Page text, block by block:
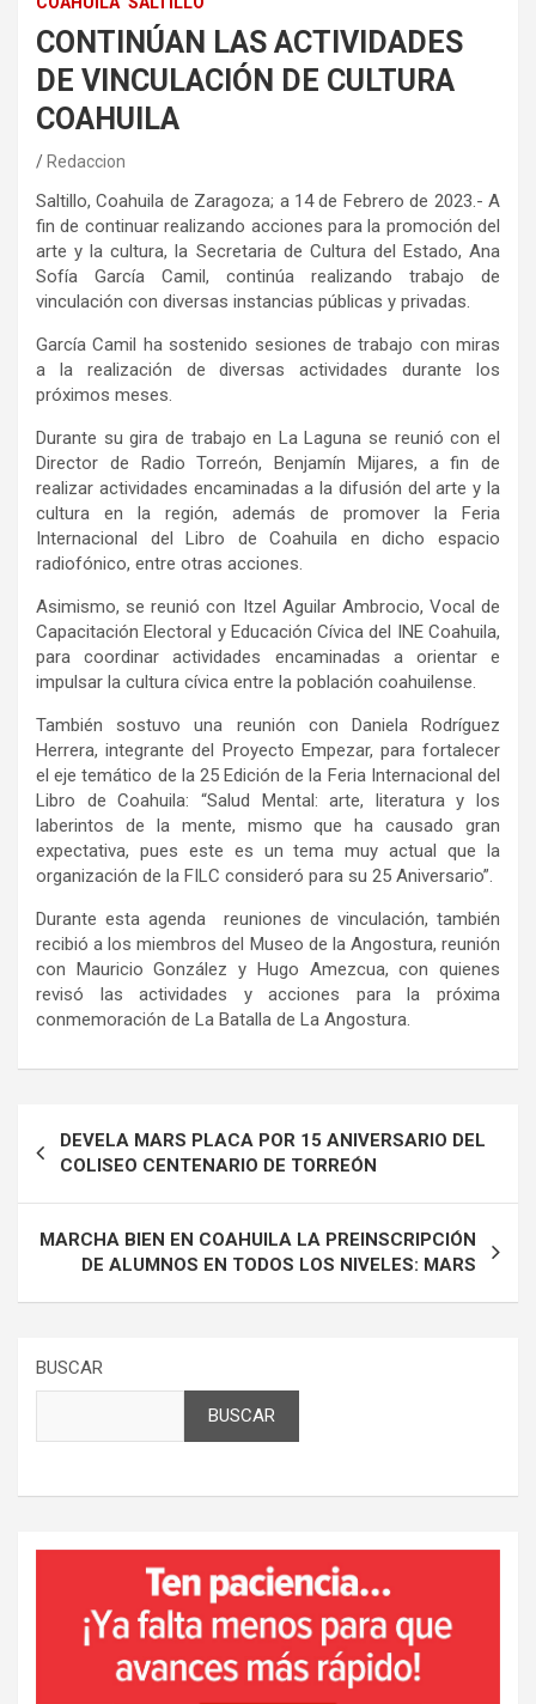
CONTINÚAN LAS ACTIVIDADES
DE VINCULACIÓN DE CULTURA
COAHUILA
Redaccion
Saltillo, Coahuila de Zaragoza; a 14 de Febrero de 2023.- A
fin de continuar realizando acciones para la promoción del
arte y la cultura, la Secretaria de Cultura del Estado, Ana
Sofía García Camil, continúa realizando trabajo de
vinculación con diversas instancias públicas y privadas.
García Camil ha sostenido sesiones de trabajo con miras
a la realización de diversas actividades durante los
próximos meses.
Durante su gira de trabajo en La Laguna se reunió con el
Director de Radio Torreón, Benjamín Mijares, a fin de
realizar actividades encaminadas a la difusión del arte y la
cultura en la región, además de promover la Feria
Internacional del Libro de Coahuila en dicho espacio
radiofónico, entre otras acciones.
Asimismo, se reunió con Itzel Aguilar Ambrocio, Vocal de
Capacitación Electoral y Educación Cívica del INE Coahuila,
para coordinar actividades encaminadas a orientar e
impulsar la cultura cívica entre la población coahuilense.
También sostuvo una reunión con Daniela Rodríguez
Herrera, integrante del Proyecto Empezar, para fortalecer
el eje temático de la 25 Edición de la Feria Internacional del
Libro de Coahuila: “Salud Mental: arte, literatura y los
laberintos de la mente, mismo que ha causado gran
expectativa, pues este es un tema muy actual que la
organización de la FILC consideró para su 25 Aniversario”.
Durante esta agenda reuniones de vinculación, también
recibió a los miembros del Museo de la Angostura, reunión
con Mauricio González y Hugo Amezcua, con quienes
revisó las actividades y acciones para la próxima
conmemoración de La Batalla de La Angostura.
de
entradas
DEVELA MARS PLACA POR 15 ANIVERSARIO DEL
COLISEO CENTENARIO DE TORREÓN
MARCHA BIEN EN COAHUILA LA PREINSCRIPCIÓN
DE ALUMNOS EN TODOS LOS NIVELES: MARS
BUSCAR
BUSCAR